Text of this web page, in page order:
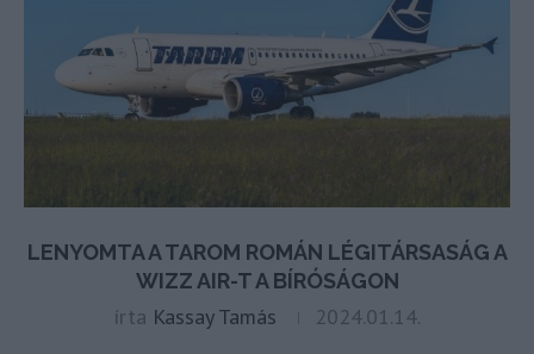
LENYOMTA A TAROM ROMÁN LÉGITÁRSASÁG A
WIZZ AIR-T A BÍRÓSÁGON
írta Kassay Tamás 2024.01.14.